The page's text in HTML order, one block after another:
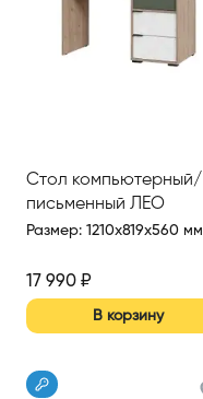
Стол компьютерный/
письменный ЛЕО
Размер: 1210x819x560 мм
17 990 ₽
В корзину